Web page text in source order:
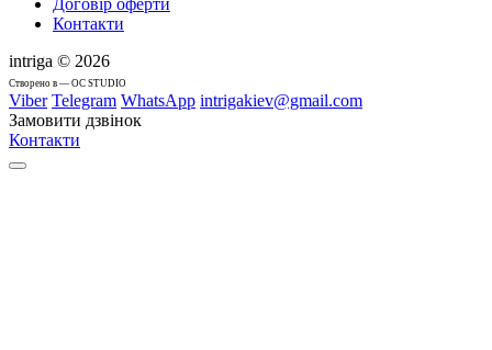
Договір оферти
Контакти
intriga © 2026
Cтворено в — OC STUDIO
Viber Telegram WhatsApp intrigakiev@gmail.com
Замовити дзвінок
Контакти